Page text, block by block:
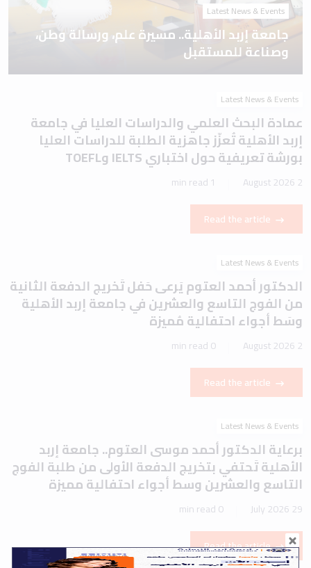
Latest News & Events
جامعة إربد الأهلية.. مسيرة علم، ورسالة وطن،
وصناعة للمستقبل
Latest News & Events
عمادة البحث العلمي والدراسات العليا في جامعة
إربد الأهلية تُعزّز جاهزية الطلبة للدراسات العليا
بورشة تعريفية حول اختباري IELTS وTOEFL
2 August 2026
1 min read
Read the article
Latest News & Events
الدكتور أحمد العتوم يَرعى حَفل تَخريج الدفعة الثانية
من الفوج التاسع والعشرين في جامعة إربد الأهلية
وسَط أجواء احتفالية مُميزة
2 August 2026
0 min read
Read the article
Latest News & Events
برعاية الدكتور أحمد موسى العتوم.. جامعة إربد
الأهلية تَحتفي بتخريج الدفعة الأولى من طلبة الفوج
التاسع والعشرين وسط أجواء احتفالية مميزة
29 July 2026
0 min read
Read the article